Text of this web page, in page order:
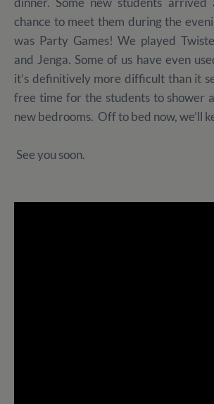
chance to meet them during the
was Party Games! We played
and Jenga. Some of us have even
it’s definitively more difficult than it
free time for the students to shower
new bedrooms. Off to bed now, we’ll
See you soon.